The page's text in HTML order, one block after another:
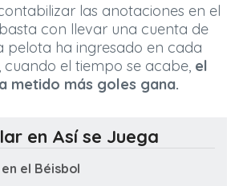
las anotaciones en el
con llevar una cuenta de
pelota ha ingresado en cada
cuando el tiempo se acabe, el
metido más goles gana.
en Así se Juega
el Béisbol